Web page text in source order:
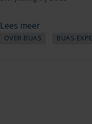
Lees meer
OVER BUAS BUAS